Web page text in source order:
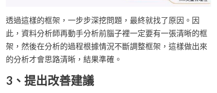
透過這樣的框架，一步步深挖問題，最終就找了原因。因
此，資料分析師再動手分析前腦子裡一定要有一張清晰的框
架，然後在分析的過程根據情況不斷調整框架，這樣做出來
的分析才會思路清晰，結果準確。
3、提出改善建議